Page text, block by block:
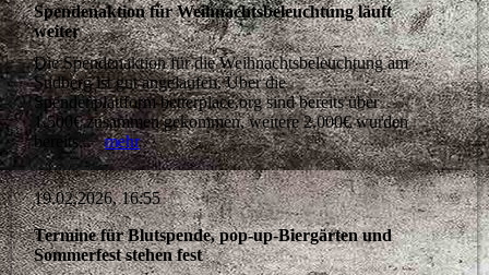
Spendenaktion für Weihnachtsbeleuchtung läuft
weiter
Die Spendenaktion für die Weihnachtsbeleuchtung am
Sudberg ist gut angelaufen. Über die
Spendenplattform betterplace.org sind bereits über
1.500€ zusammen gekommen, weitere 2.000€ wurden
bereits...mehr
19.02.2026, 16:55
Termine für Blutspende, pop-up-Biergärten und
Sommerfest stehen fest